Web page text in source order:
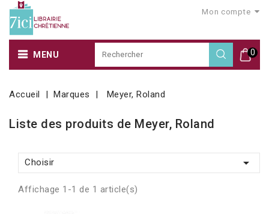
Mon compte
0
MENU
Accueil Marques Meyer, Roland
Liste des produits de Meyer, Roland
Choisir 
Affichage 1-1 de 1 article(s)